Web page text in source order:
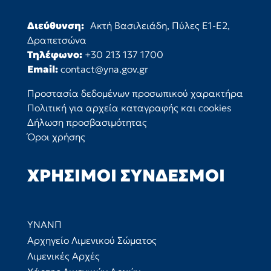
Διεύθυνση: Ακτή Βασιλειάδη, Πύλες Ε1-Ε2,
Δραπετσώνα
Τηλέφωνο: +30 213 137 1700
Email: contact@yna.gov.gr
Προστασία δεδομένων προσωπικού χαρακτήρα
Πολιτική για αρχεία καταγραφής και cookies
Δήλωση προσβασιμότητας
Όροι χρήσης
ΧΡΉΣΙΜΟΙ ΣΎΝΔΕΣΜΟΙ
ΥΝΑΝΠ
Αρχηγείο Λιμενικού Σώματος
Λιμενικές Αρχές